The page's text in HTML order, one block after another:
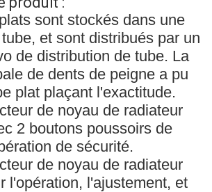
sont stockés dans une
et sont distribués par un
de distribution de tube. La
de dents de peigne a pu
plat plaçant l'exactitude.
de noyau de radiateur
2 boutons poussoirs de
de sécurité.
de noyau de radiateur
l'opération, l'ajustement, et